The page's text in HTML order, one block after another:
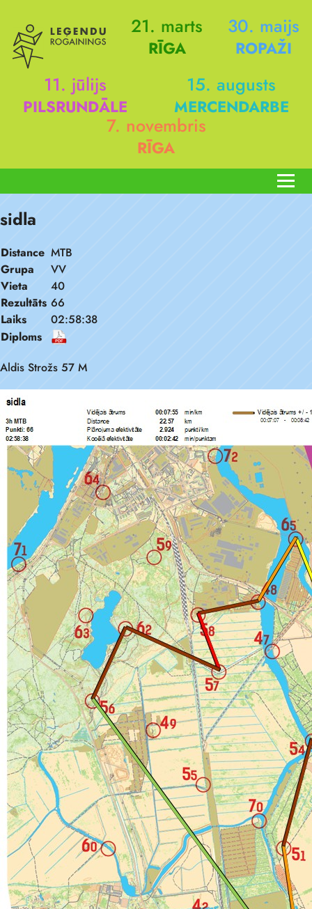
21. marts
RĪGA
30. maijs
ROPAŽI
11. jūlijs
PILSRUNDĀLE
15. augusts
MERCENDARBE
7. novembris
RĪGA
sidla
Distance MTB
Grupa
VV
Vieta
40
Rezultāts 66
Laiks
02:58:38
Diploms
Aldis Strožs 57 M